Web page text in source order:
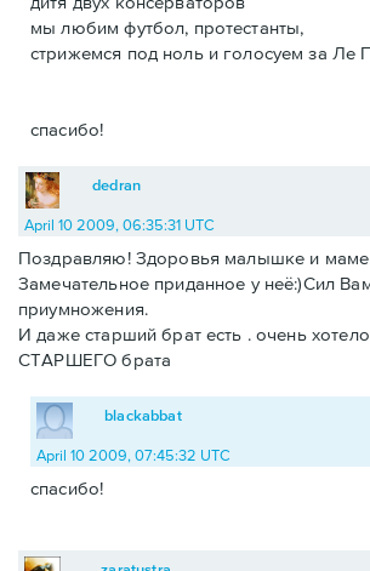
мы любим футбол, протестанты,
стрижемся под ноль и голосуем за Ле
спасибо!
dedran
April 10 2009, 06:35:31 UTC
Поздравляю! Здоровья малышке и
Замечательное приданное у неё:)Сил
приумножения.
И даже старший брат есть . очень
СТАРШЕГО брата
blackabbat
April 10 2009, 07:45:32 UTC
спасибо!